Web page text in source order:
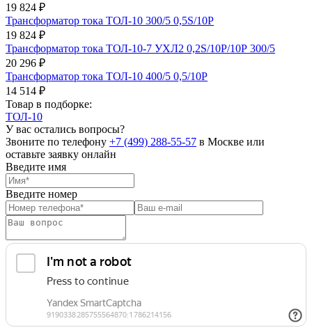
19 824 ₽
Трансформатор тока ТОЛ-10 300/5 0,5S/10Р
19 824 ₽
Трансформатор тока ТОЛ-10-7 УХЛ2 0,2S/10Р/10Р 300/5
20 296 ₽
Трансформатор тока ТОЛ-10 400/5 0,5/10Р
14 514 ₽
Товар в подборке:
ТОЛ-10
У вас остались вопросы?
Звоните по телефону +7 (499) 288-55-57 в Москве или
оставьте заявку онлайн
Введите имя
Введите номер